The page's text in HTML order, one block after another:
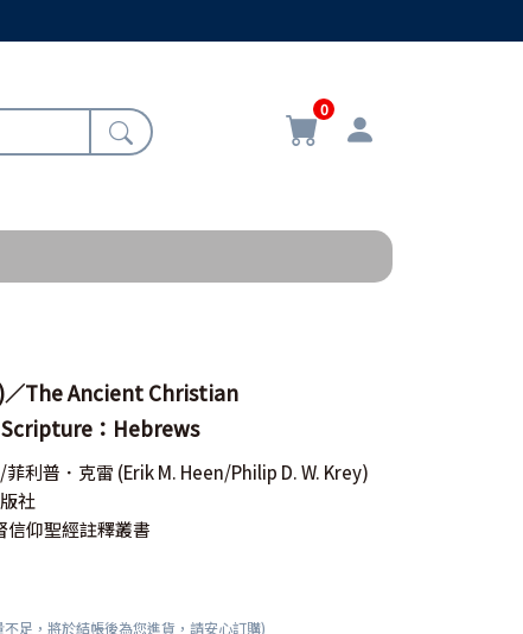
0
)／The Ancient Christian
：Hebrews
利普．克雷 (Erik M. Heen/Philip D. W. Krey)
社
信仰聖經註釋叢書
足，將於結帳後為您進貨，請安心訂購)